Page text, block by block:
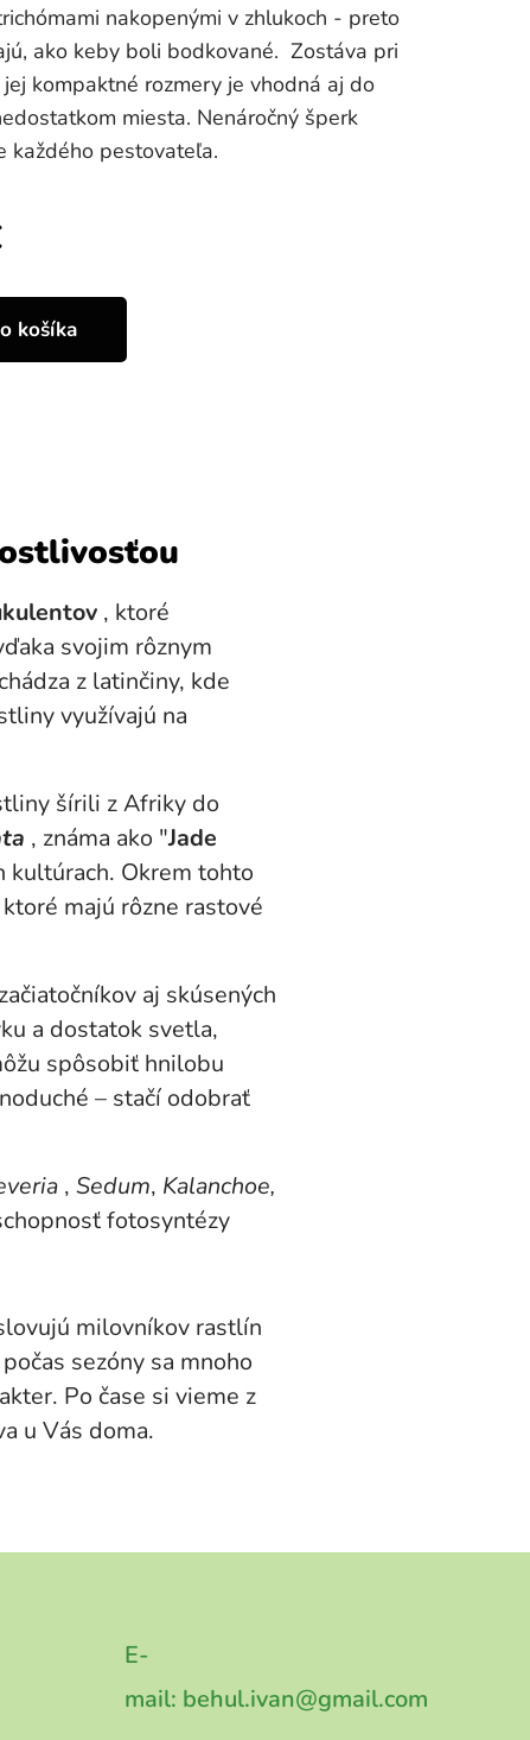
nakopenými v zhlukoch - preto
ako keby boli bodkované. Zostáva pri
kompaktné rozmery je vhodná aj do
miesta. Nenáročný šperk
každého pestovateľa.
košíka
, ktoré
svojim rôznym
z latinčiny, kde
využívajú na
šírili z Afriky do
, známa ako "Jade
kultúrach. Okrem tohto
majú rôzne rastové
aj skúsených
a dostatok svetla,
spôsobiť hnilobu
– stačí odobrať
, Sedum, Kalanchoe,
fotosyntézy
milovníkov rastlín
sezóny sa mnoho
Po čase si vieme z
u Vás doma.
E-
mail: behul.ivan@gmail.com